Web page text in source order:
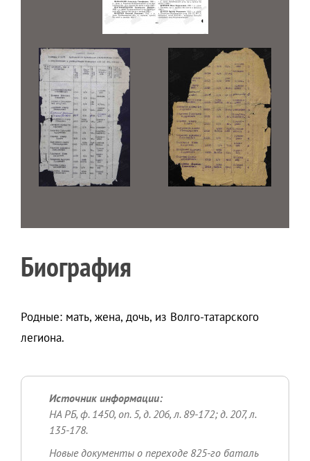
Биография
Родные: мать, жена, дочь, из Волго-татарского
легиона.
Источник информации:
НА РБ, ф. 1450, оп. 5, д. 206, л. 89-172; д. 207, л.
135-178.
Новые документы о переходе 825-го баталь